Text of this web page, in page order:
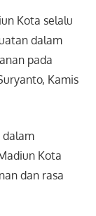
Kota selalu
dalam
pada
Kamis
dalam
Kota
dan rasa